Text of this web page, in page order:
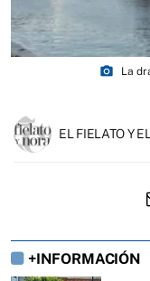
photo_camera La
EL FIELATO Y
+INFORMACIÓN